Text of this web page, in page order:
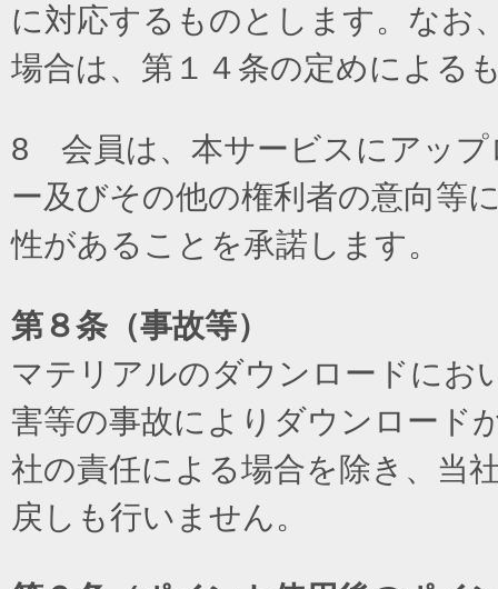
に対応するものとします。なお
場合は、第１４条の定めによる
8 会員は、本サービスにアップ
ー及びその他の権利者の意向等
性があることを承諾します。
第８条（事故等）
マテリアルのダウンロードにお
害等の事故によりダウンロード
社の責任による場合を除き、当
戻しも行いません。